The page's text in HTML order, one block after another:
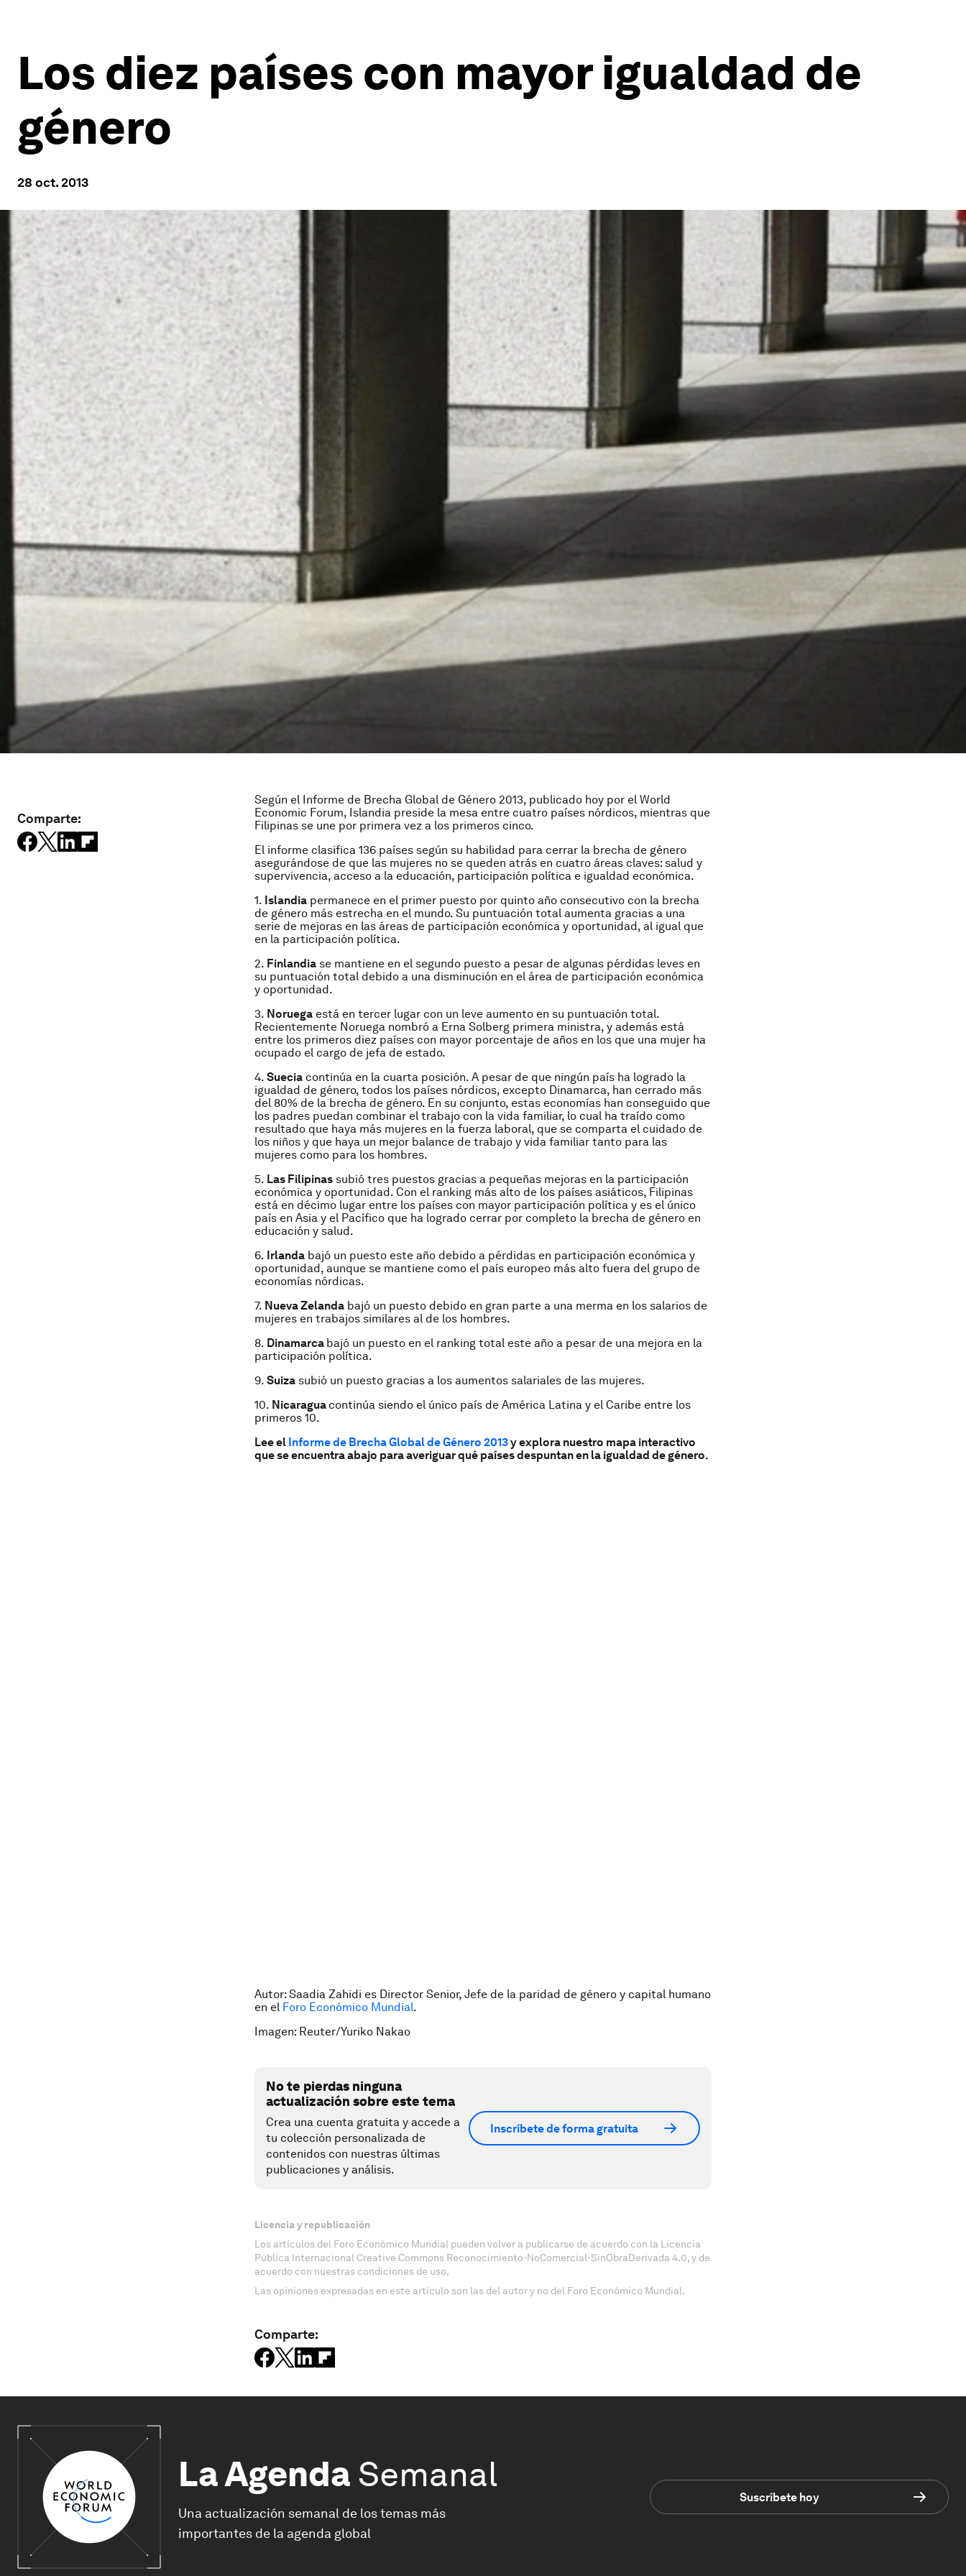
Los diez países con mayor igualdad de
género
28 oct. 2013
Comparte:
Según el Informe de Brecha Global de Género 2013, publicado hoy por el World
Economic Forum, Islandia preside la mesa entre cuatro países nórdicos, mientras que
Filipinas se une por primera vez a los primeros cinco.
El informe clasifica 136 países según su habilidad para cerrar la brecha de género
asegurándose de que las mujeres no se queden atrás en cuatro áreas claves: salud y
supervivencia, acceso a la educación, participación política e igualdad económica.
1. Islandia permanece en el primer puesto por quinto año consecutivo con la brecha
de género más estrecha en el mundo. Su puntuación total aumenta gracias a una
serie de mejoras en las áreas de participación económica y oportunidad, al igual que
en la participación política.
2. Finlandia se mantiene en el segundo puesto a pesar de algunas pérdidas leves en
su puntuación total debido a una disminución en el área de participación económica
y oportunidad.
3. Noruega está en tercer lugar con un leve aumento en su puntuación total.
Recientemente Noruega nombró a Erna Solberg primera ministra, y además está
entre los primeros diez países con mayor porcentaje de años en los que una mujer ha
ocupado el cargo de jefa de estado.
4. Suecia continúa en la cuarta posición. A pesar de que ningún país ha logrado la
igualdad de género, todos los países nórdicos, excepto Dinamarca, han cerrado más
del 80% de la brecha de género. En su conjunto, estas economías han conseguido que
los padres puedan combinar el trabajo con la vida familiar, lo cual ha traído como
resultado que haya más mujeres en la fuerza laboral, que se comparta el cuidado de
los niños y que haya un mejor balance de trabajo y vida familiar tanto para las
mujeres como para los hombres.
5. Las Filipinas subió tres puestos gracias a pequeñas mejoras en la participación
económica y oportunidad. Con el ranking más alto de los países asiáticos, Filipinas
está en décimo lugar entre los países con mayor participación política y es el único
país en Asia y el Pacífico que ha logrado cerrar por completo la brecha de género en
educación y salud.
6. Irlanda bajó un puesto este año debido a pérdidas en participación económica y
oportunidad, aunque se mantiene como el país europeo más alto fuera del grupo de
economías nórdicas.
7. Nueva Zelanda bajó un puesto debido en gran parte a una merma en los salarios de
mujeres en trabajos similares al de los hombres.
8. Dinamarca bajó un puesto en el ranking total este año a pesar de una mejora en la
participación política.
9. Suiza subió un puesto gracias a los aumentos salariales de las mujeres.
10. Nicaragua continúa siendo el único país de América Latina y el Caribe entre los
primeros 10.
Lee el Informe de Brecha Global de Género 2013y explora nuestro mapa interactivo
que se encuentra abajo para averiguar qué países despuntan en la igualdad de género.
Autor: Saadia Zahidi es Director Senior, Jefe de la paridad de género y capital humano
en el Foro Económico Mundial.
Imagen: Reuter/Yuriko Nakao
No te pierdas ninguna
actualización sobre este tema
Crea una cuenta gratuita y accede a
tu colección personalizada de
contenidos con nuestras últimas
publicaciones y análisis.
Inscríbete de forma gratuita
Licencia y republicación
Los artículos del Foro Económico Mundial pueden volver a publicarse de acuerdo con la Licencia
Pública Internacional Creative Commons Reconocimiento-NoComercial-SinObraDerivada 4.0, y de
acuerdo con nuestras condiciones de uso.
Las opiniones expresadas en este artículo son las del autor y no del Foro Económico Mundial.
Comparte:
La Agenda Semanal
Una actualización semanal de los temas más
importantes de la agenda global
Suscríbete hoy